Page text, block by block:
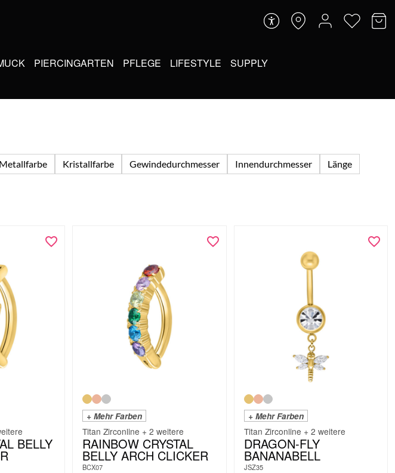
PIERCINGARTEN PFLEGE LIFESTYLE SUPPLY
Metallfarbe Kristallfarbe Gewindedurchmesser Innendurchmesser
Länge
BELLY
+ Mehr Farben
Titan Zirconline + 2 weitere
RAINBOW CRYSTAL
BELLY ARCH CLICKER
BCX07
+ Mehr Farben
Titan Zirconline + 2 weitere
DRAGON-FLY
BANANABELL
JSZ35